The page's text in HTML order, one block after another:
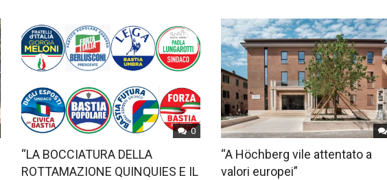
0
“LA BOCCIATURA DELLA
ROTTAMAZIONE QUINQUIES E IL
“A Höchberg vile attentato a
valori europei”